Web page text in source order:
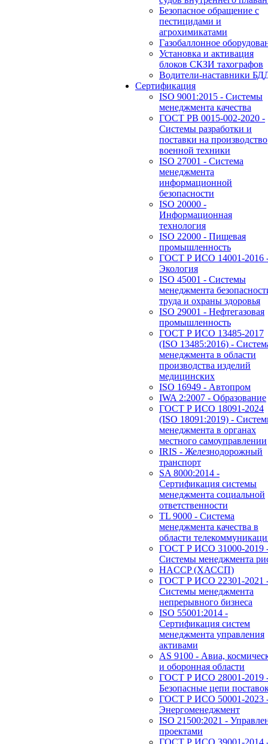
Безопасное обращение с
пестицидами и
агрохимикатами
Газобаллонное
Установка и активация
блоков СКЗИ тахографов
Водители-наставники
Сертификация
ISO 9001:2015 - Системы
менеджмента качества
ГОСТ РВ 0015-002-2020 -
Системы разработки и
поставки на производство
военной техники
ISO 27001 - Система
менеджмента
информационной
безопасности
ISO 20000 -
Информационная
технология
ISO 22000 - Пищевая
промышленность
ГОСТ Р ИСО 14001-2016
Экология
ISO 45001 - Системы
менеджмента
труда и охраны здоровья
ISO 29001 - Нефтегазовая
промышленность
ГОСТ Р ИСО 13485-2017
(ISO 13485:2016) -
менеджмента в области
производства изделий
медицинских
ISO 16949 - Автопром
IWA 2:2007 - Образование
ГОСТ Р ИСО 18091-2024
(ISO 18091:2019) -
менеджмента в органах
местного самоуправлении
IRIS - Железнодорожный
транспорт
SA 8000:2014 -
Сертификация системы
менеджмента социальной
ответственности
TL 9000 - Система
менеджмента качества в
области
ГОСТ Р ИСО 31000-2019
Системы менеджмента
HACCP (ХАССП)
ГОСТ Р ИСО 22301-2021
Системы менеджмента
непрерывного бизнеса
ISO 55001:2014 -
Сертификация систем
менеджмента управления
активами
AS 9100 - Авиа,
и оборонная области
ГОСТ Р ИСО 28001-2019
Безопасные цепи
ГОСТ Р ИСО 50001-2023
Энергоменеджмент
ISO 21500:2021 -
проектами
ГОСТ Р ИСО 39001-2014